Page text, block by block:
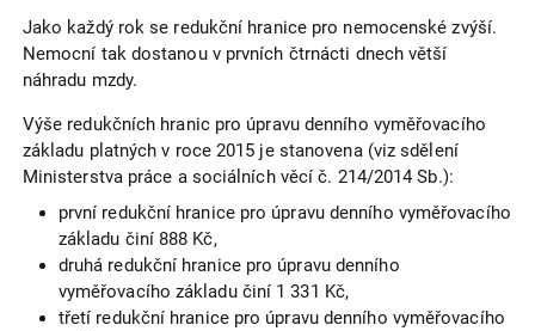
Jako každý rok se redukční hranice pro nemocenské zvýší.
Nemocní tak dostanou v prvních čtrnácti dnech větší
náhradu mzdy.
Výše redukčních hranic pro úpravu denního vyměřovacího
základu platných v roce 2015 je stanovena (viz sdělení
Ministerstva práce a sociálních věcí č. 214/2014 Sb.):
první redukční hranice pro úpravu denního vyměřovacího
základu činí 888 Kč,
druhá redukční hranice pro úpravu denního
vyměřovacího základu činí 1 331 Kč,
třetí redukční hranice pro úpravu denního vyměřovacího